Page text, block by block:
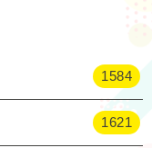
1584
1621